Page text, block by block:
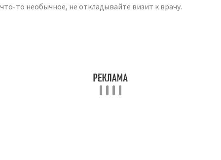
что-то необычное, не откладывайте визит к врачу.